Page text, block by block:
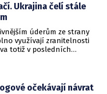
Ukrajina čelí stále
úderům ze strany
využívají zranitelnosti
totiž v posledních
se včas ukrýt.
očekávají návrat